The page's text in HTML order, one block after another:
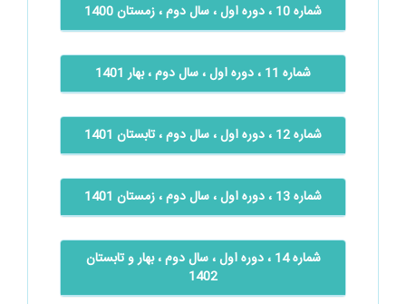
شماره 10 ، دوره اول ، سال دوم ، زمستان 1400
شماره 11 ، دوره اول ، سال دوم ، بهار 1401
شماره 12 ، دوره اول ، سال دوم ، تابستان 1401
شماره 13 ، دوره اول ، سال دوم ، زمستان 1401
شماره 14 ، دوره اول ، سال دوم ، بهار و تابستان
1402